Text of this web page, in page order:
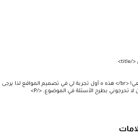
<
/
title
>
!
<
br
/
> هذه ه أول تجربة لي في تصميم المواقع لذا يرجى
لا تحرجوني بطرح الأسئلة في الموضوع.
<
/
P
>